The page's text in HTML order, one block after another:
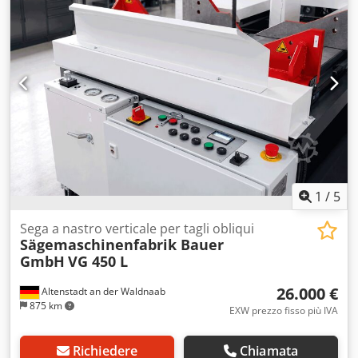
m/min Lunghezza della lama: 3880 mm Larghezza della
lama: 3 - 16 mm Tavolo inclinabile e inclinabile in 4
direzioni: 15 Potenza del motore: 1,5 kW Peso, circa: 500 kg
Equipaggiamento: - Lama per sega - Velocità di taglio a
variazione continua - Riduttore - Dispositivo di saldatura a
nastro con unità di livellamento - Luce della macchina -
Cesoie - Stazione di rettifica - Spazzola per trucioli -
Dispositivo di soffiaggio - Display digitale a LED (per la
visualizzazione della velocità di taglio) - Tavola con
scanalatura di arresto - Arresto angolare - Guida di taglio
Dcjdpfx Ajuxqqcei Hok
1 / 5
Altenstadt an der Waldnaab
875 km
Sega a nastro verticale per tagli obliqui
Sägemaschinenfabrik Bauer
GmbH VG 450 L
26.000 €
EXW prezzo fisso più IVA
Richiedere Chiamata